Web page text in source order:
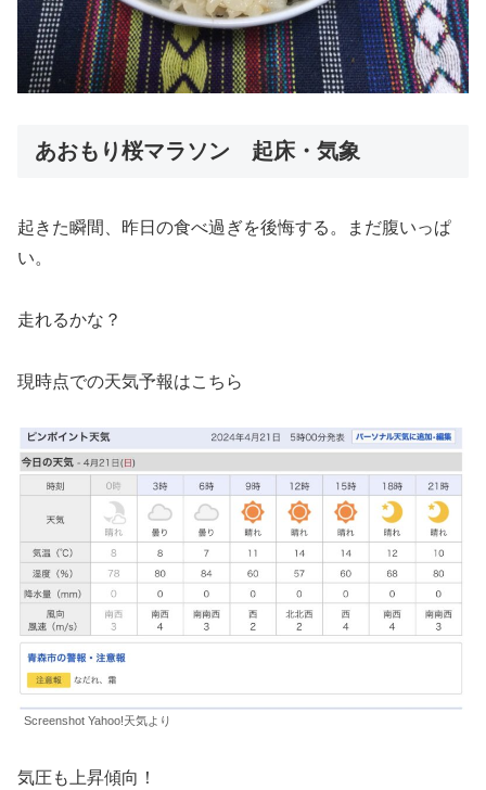
あおもり桜マラソン 起床・気象
起きた瞬間、昨日の食べ過ぎを後悔する。まだ腹いっぱ
い。
走れるかな？
現時点での天気予報はこちら
Screenshot Yahoo!天気より
気圧も上昇傾向！